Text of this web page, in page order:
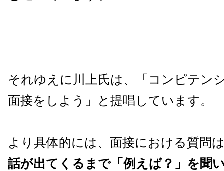
それゆえに川上氏は、「コンピテン
面接をしよう」と提唱しています。
より具体的には、面接における質問
話が出てくるまで「例えば？」を聞